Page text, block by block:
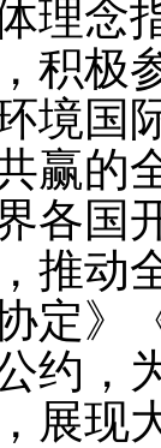
理念
积极
境国
赢的
各国
推动
定》
约，
展现